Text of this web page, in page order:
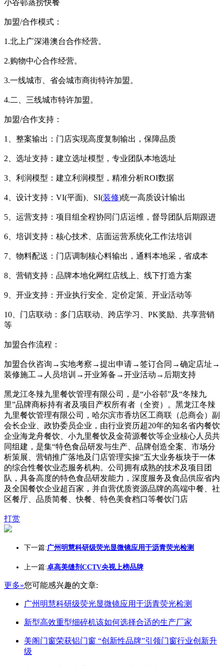
小谷邨蒸捞快餐
加盟/合作模式：
1.北上广深港澳台合作经营。
2.购物中心合作经营。
3.一线城市、省会城市商街特许加盟。
4.二、三线城市特许加盟。
加盟/合作支持：
1、整案输出：门店实现高度复制输出，保障品质
2、选址支持：建立选址模型，专业团队本地选址
3、利润模型：建立利润模型，精准分析ROI数据
4、设计支持：VI(平面)、SI(装修)统一高质设计输出
5、运营支持：项目组全程协同门店运维，督导团队后期跟进
6、培训支持：核心技术、店面运营系统化工作法培训
7、物料配送：门店调制核心料输出，通料本地采，省成本
8、营销支持：品牌本地化网红店线上、线下打造方案
9、开业支持：开业执行安全、定价定策、开业活动等
10、门店联动：多门店联动、跨店学习、PK奖励、共享营销
等
加盟合作流程：
加盟合伙咨询→实地考察→提出申请→签订合同→确定店址→
装修施工→人员培训→开业筹备→开业活动→后期支持
黑龙江冬辣九里餐饮管理有限公司，是“小谷邨”及“冬辣九
里”品牌商标持有者及项目产权所有者（全资）。黑龙江冬辣
九里餐饮管理有限公司，哈尔滨市香坊区工商联（总商会）副
会长企业、政协委员企业，由行业资历超20年的知名省内餐饮
企业海龙舟餐饮、小九里餐饮及金荷源餐饮等企业核心人员共
同组建，是集“特色食品研发与生产、品牌创造全案、市场分
析策展、营销推广落地及门店管理实操”五大业务板块于一体
的综合性餐饮业态服务机构。公司拥有成熟的技术及项目团
队，具备高度的特色食品研发能力，深度服务及食品供应省内
及全国餐饮企业超百家，并自营优质资源品牌的高端中餐、社
区餐厅、品质简餐、快餐、特色美食档口等餐饮门店
打赏
下一篇:广州明慧科研级荧光显微镜应用于沥青荧光检测
上一篇:卓高美缝剂CCTV央视上榜品牌
更多»您可能感兴趣的文章:
广州明慧科研级荧光显微镜应用于沥青荧光检测
新型高效重型细碎机该如何选择合适的生产厂家
美阁门窗荣获铝门窗 “创新性品牌”引领门窗行业创新升
级